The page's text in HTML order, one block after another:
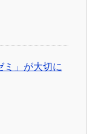
ミ」が大切に